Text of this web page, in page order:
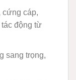
cứng cáp,
động từ
sang trọng,